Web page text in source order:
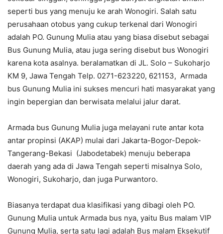
seperti bus yang menuju ke arah Wonogiri. Salah satu
perusahaan otobus yang cukup terkenal dari Wonogiri
adalah PO. Gunung Mulia atau yang biasa disebut sebagai
Bus Gunung Mulia, atau juga sering disebut bus Wonogiri
karena kota asalnya. beralamatkan di JL. Solo – Sukoharjo
KM 9, Jawa Tengah Telp. 0271-623220, 621153, Armada
bus Gunung Mulia ini sukses mencuri hati masyarakat yang
ingin bepergian dan berwisata melalui jalur darat.
Armada bus Gunung Mulia juga melayani rute antar kota
antar propinsi (AKAP) mulai dari Jakarta-Bogor-Depok-
Tangerang-Bekasi (Jabodetabek) menuju beberapa
daerah yang ada di Jawa Tengah seperti misalnya Solo,
Wonogiri, Sukoharjo, dan juga Purwantoro.
Biasanya terdapat dua klasifikasi yang dibagi oleh PO.
Gunung Mulia untuk Armada bus nya, yaitu Bus malam VIP
Gunung Mulia, serta satu lagi adalah Bus malam Eksekutif